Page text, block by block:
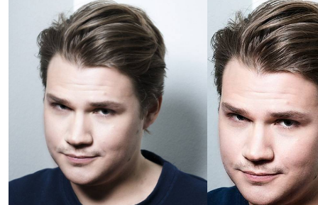
snart att saker och ting inte alltid är
vad de ser ut att vara.
Det andra inte ser är en
nervkittlande spökhistoria om
galenskap och mörka hemligheter i
det förflutna, men också en varm
berättelse om familj, vänskap och
förälskelse.
Väntar tills natten
nervkittlande
obesvarad kärlek,
börja om från
Holst är sedan
till flera feelgood-
vuxna. Detta är
och även den första
fristående
unga vuxna.